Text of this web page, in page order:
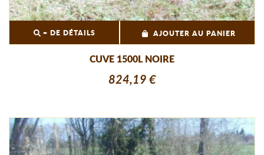
+ DE DÉTAILS AJOUTER AU PANIER
CUVE 1500L NOIRE
824,19 €